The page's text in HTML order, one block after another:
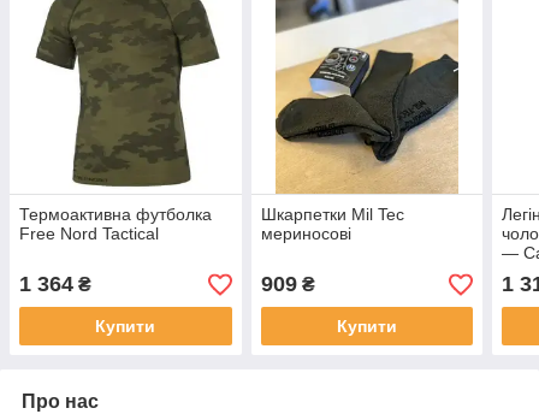
Термоактивна футболка
Free Nord Tactical
1 364 ₴
Купити
Шкарпетки Mil Tec
мериносові
909₴
Купити
—
1
Про нас